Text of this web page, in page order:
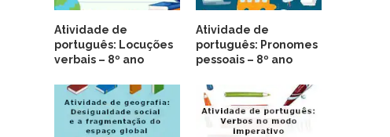
Atividade de
português: Locuções
verbais – 8º ano
Atividade de
português: Pronomes
pessoais – 8º ano